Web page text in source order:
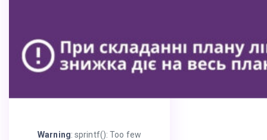
Warning: sprintf(): Too few